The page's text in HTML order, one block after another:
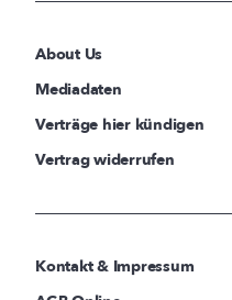
About Us
Mediadaten
Verträge hier kündigen
Vertrag widerrufen
Kontakt & Impressum